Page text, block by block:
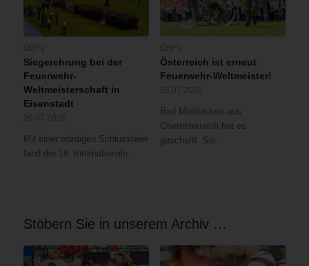
Siegerehrung bei der
Feuerwehr-
Weltmeisterschaft in
Eisenstadt
Mit einer würdigen Schlussfeier
fand der 18. Internationale…
Österreich ist erneut
Feuerwehr-Weltmeister!
Bad Mühllacken aus
Oberösterreich hat es
geschafft: Sie…
Stöbern Sie in unserem Archiv …